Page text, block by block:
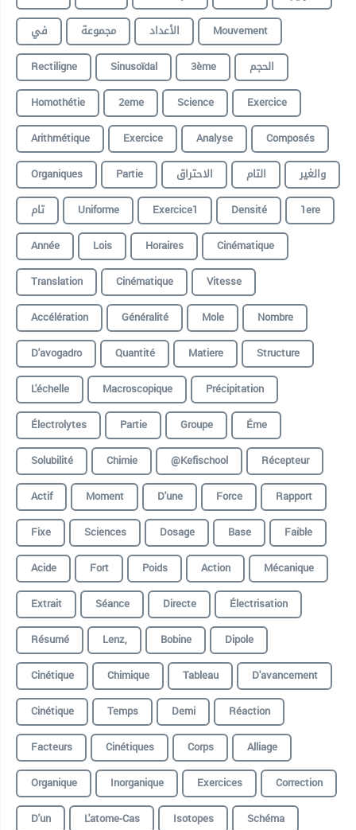
في
مجموعة الأعداد
Mouvement
Rectiligne
Sinusoïdal 3ème
الحجم
Homothétie
2eme Science
Exercice
Arithmétique
Exercice Analyse
Composés
Organiques
Partie الاحتراق التام
والغير
تام
Uniforme Exercice1 Densité
1ere
Année
Lois Horaires
Cinématique
Translation
Cinématique
Vitesse
Accélération
Généralité Mole
Nombre
D'avogadro
Quantité Matiere
Structure
L'échelle
Macroscopique
Précipitation
Électrolytes
Partie Groupe
Éme
Solubilité
Chimie @kefischool
Récepteur
Actif
Moment D'une Force
Rapport
Fixe
Sciences Dosage Base
Faible
Acide
Fort Poids Action
Mécanique
Extrait
Séance Directe
Électrisation
Résumé
Lenz, Bobine
Dipole
Cinétique
Chimique Tableau
D'avancement
Cinétique
Temps Demi
Réaction
Facteurs
Cinétiques Corps
Alliage
Organique
Inorganique Exercices
Correction
D'un
L'atome-Cas Isotopes
Schéma